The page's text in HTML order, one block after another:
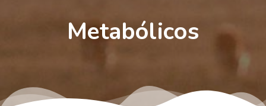
Metabólicos